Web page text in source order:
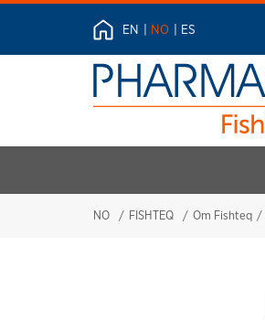
EN NO ES
NO FISHTEQ Om Fishteq